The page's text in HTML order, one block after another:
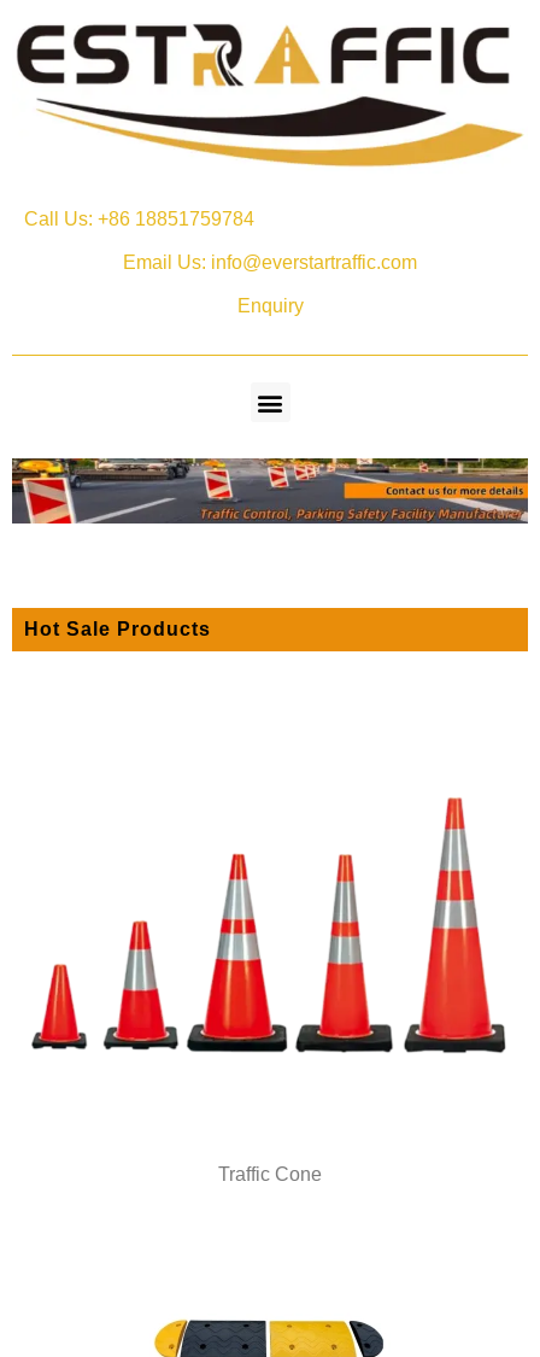
Call Us: +86 18851759784
Email Us: info@everstartraffic.com
Enquiry
Hot Sale Products
Traffic Cone